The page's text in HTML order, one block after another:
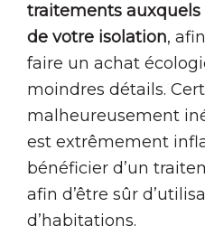
traitements
de votre isolation,
faire un achat
moindres détails.
malheureusement
est extrêmement
bénéficier d’un
afin d’être sûr
d’habitations.